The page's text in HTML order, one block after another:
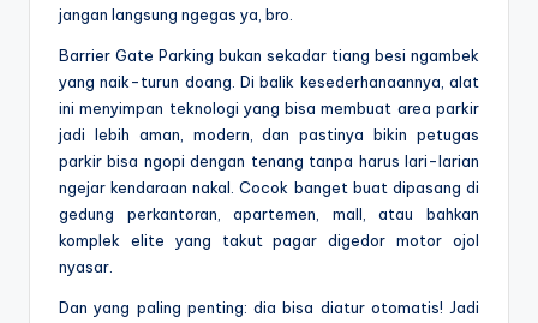
jangan langsung ngegas ya, bro.
Barrier Gate Parking bukan sekadar tiang besi ngambek
yang naik-turun doang. Di balik kesederhanaannya, alat
ini menyimpan teknologi yang bisa membuat area parkir
jadi lebih aman, modern, dan pastinya bikin petugas
parkir bisa ngopi dengan tenang tanpa harus lari-larian
ngejar kendaraan nakal. Cocok banget buat dipasang di
gedung perkantoran, apartemen, mall, atau bahkan
komplek elite yang takut pagar digedor motor ojol
nyasar.
Dan yang paling penting: dia bisa diatur otomatis! Jadi